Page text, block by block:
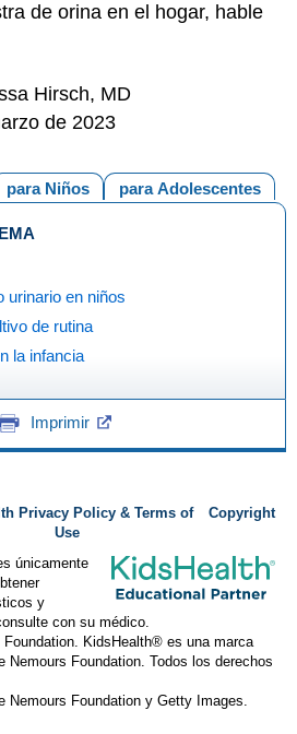
de orina en el hogar, hable
Hirsch, MD
de 2023
para Adolescentes
para Niños
urinario en niños
de rutina
la infancia
Imprimir
Privacy Policy & Terms of
Use
Copyright
únicamente
y
con su médico.
Foundation. KidsHealth® es una marca
Nemours Foundation. Todos los derechos
Nemours Foundation y Getty Images.